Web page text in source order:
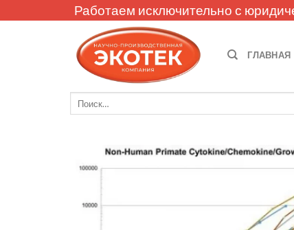
to
Работаем исключительно с
ГЛАВНАЯ